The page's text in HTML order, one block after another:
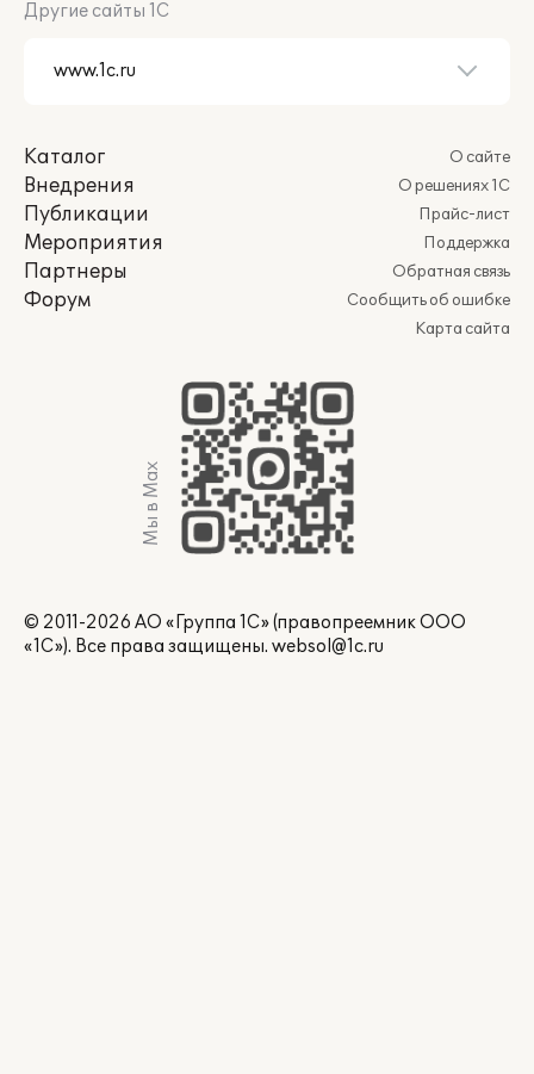
Другие сайты 1С
Каталог
Внедрения
Публикации
Мероприятия
Партнеры
Форум
О сайте
О решениях 1С
Прайс-лист
Поддержка
Обратная связь
Сообщить об ошибке
Карта сайта
Мы в Max
© 2011-2026 АО «Группа 1С» (правопреемник ООО
«1С»). Все права защищены. websol@1c.ru